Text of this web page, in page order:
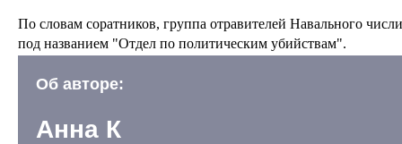
По словам соратников, группа отравителей Навального
под названием "Отдел по политическим убийствам".
Об авторе:
Анна К